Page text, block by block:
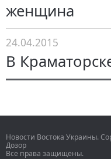
женщина
24.04.2015
В
Новости Востока Украины.
Дозор
Все права защищены.